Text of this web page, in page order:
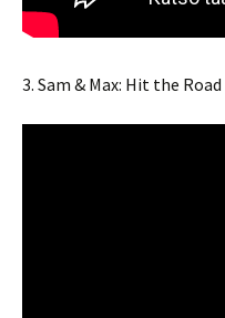
3. Sam & Max: Hit the Road